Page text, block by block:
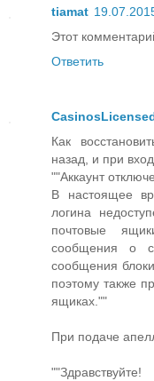
tiamat
Этот
Ответить
Как
назад, и при
""Аккаунт
В настоящее
логина
почтовые
сообщения о
сообщения
поэтому также
ящиках.""
При подаче
""Здравствуйте!